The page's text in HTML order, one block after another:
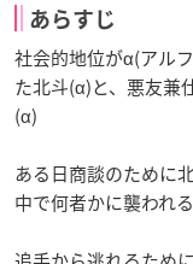
あらすじ
社会的地位がα(アル
た北斗(α)と、悪友兼
(α)
ある日商談のために
中で何者かに襲われる